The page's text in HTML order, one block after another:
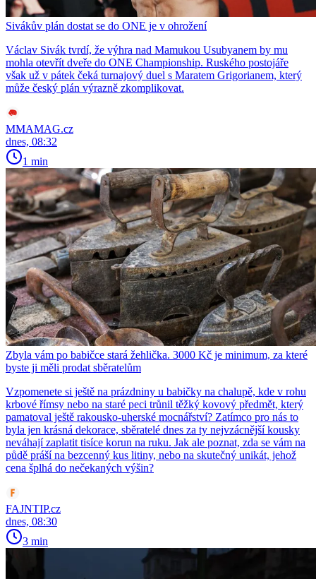
Sivákův plán dostat se do ONE je v ohrožení
Václav Sivák tvrdí, že výhra nad Mamukou Usubyanem by mu
mohla otevřít dveře do ONE Championship. Ruského postojáře
však už v pátek čeká turnajový duel s Maratem Grigorianem, který
může český plán výrazně zkomplikovat.
MMAMAG.cz
dnes, 08:32
1 min
Zbyla vám po babičce stará žehlička. 3000 Kč je minimum, za které
byste ji měli prodat sběratelům
Vzpomenete si ještě na prázdniny u babičky na chalupě, kde v rohu
krbové římsy nebo na staré peci trůnil těžký kovový předmět, který
pamatoval ještě rakousko-uherské mocnářství? Zatímco pro nás to
byla jen krásná dekorace, sběratelé dnes za ty nejvzácnější kousky
neváhají zaplatit tisíce korun na ruku. Jak ale poznat, zda se vám na
půdě práší na bezcenný kus litiny, nebo na skutečný unikát, jehož
cena šplhá do nečekaných výšin?
FAJNTIP.cz
dnes, 08:30
3 min